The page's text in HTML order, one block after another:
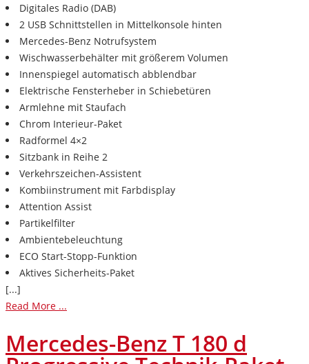
Digitales Radio (DAB)
2 USB Schnittstellen in Mittelkonsole hinten
Mercedes-Benz Notrufsystem
Wischwasserbehälter mit größerem Volumen
Innenspiegel automatisch abblendbar
Elektrische Fensterheber in Schiebetüren
Armlehne mit Staufach
Chrom Interieur-Paket
Radformel 4×2
Sitzbank in Reihe 2
Verkehrszeichen-Assistent
Kombiinstrument mit Farbdisplay
Attention Assist
Partikelfilter
Ambientebeleuchtung
ECO Start-Stopp-Funktion
Aktives Sicherheits-Paket
[...]
Read More ...
Mercedes-Benz T 180 d